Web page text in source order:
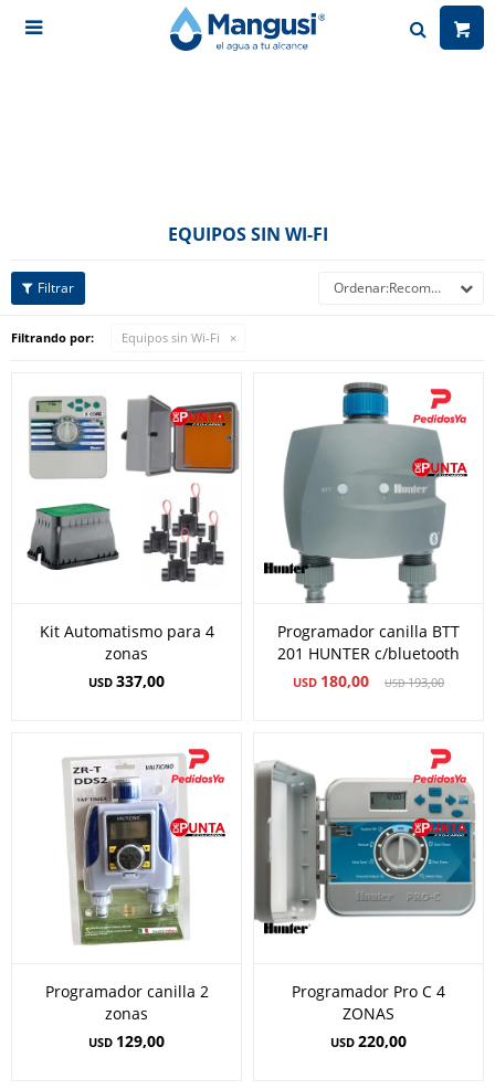

EQUIPOS SIN WI-FI
Recomendados
Filtrando por: Equipos sin Wi-Fi
Kit Automatismo para 4
zonas
USD 337,00
Programador canilla BTT
201 HUNTER c/bluetooth
USD 180,00 USD193,00
Programador canilla 2
zonas
USD 129,00
Programador Pro C 4
ZONAS
USD 220,00